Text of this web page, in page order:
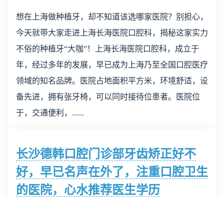
想在上海做种植牙，却不知道该选哪家医院？别担心，
今天就带大家走进上海长海医院口腔科，揭秘这家实力
不俗的种植牙“大咖”！上海长海医院口腔科，成立于
年，经过多年的发展，早已成为上海乃至全国口腔医疗
领域的知名品牌。医院占地面积平方米，环境舒适，设
备先进，拥有张牙椅，可以同时接待位患者。医院位
于，交通便利，......
长沙德韩口腔门诊部牙齿矫正好不
好，早已名声在外了，注重口腔卫生
的医院，心水推荐医生学历